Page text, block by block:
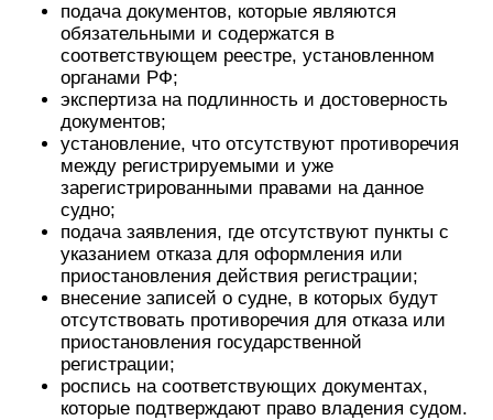
подача документов, которые являются
обязательными и содержатся в
соответствующем реестре, установленном
органами РФ;
экспертиза на подлинность и достоверность
документов;
установление, что отсутствуют противоречия
между регистрируемыми и уже
зарегистрированными правами на данное
судно;
подача заявления, где отсутствуют пункты с
указанием отказа для оформления или
приостановления действия регистрации;
внесение записей о судне, в которых будут
отсутствовать противоречия для отказа или
приостановления государственной
регистрации;
роспись на соответствующих документах,
которые подтверждают право владения судом.